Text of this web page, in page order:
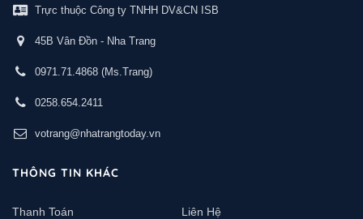
Trực thuộc Công ty TNHH DV&CN ISB
45B Vân Đồn - Nha Trang
0971.71.4868 (Ms.Trang)
0258.654.2411
votrang@nhatrangtoday.vn
THÔNG TIN KHÁC
Thanh Toán Liên Hệ